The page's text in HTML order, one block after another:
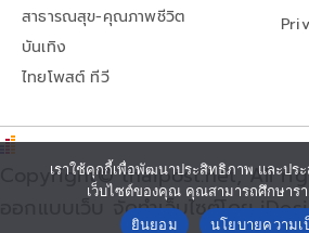
สาธารณสุข-คุณภาพชีวิต
บันเทิง
ไทยโพสต์ ทีวี
Copyright© thaipost.net, All
ออกแบบเว็บ จัดทำเว็บไซต์โดย
เราใช้คุกกี้เพื่อพัฒนาประสิทธิภาพ และปร
เว็บไซต์ของคุณ คุณสามารถศึกษาร
ยินยอม
นโยบายความเ